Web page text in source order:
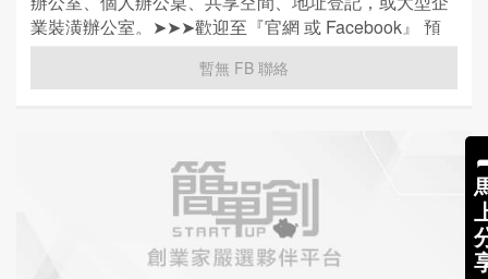
業裝潢辦公室。➤➤➤歡迎至『官網 或 Facebook』 預
約參觀&免費一日體驗➤➤➤
暫無 FB 聯絡